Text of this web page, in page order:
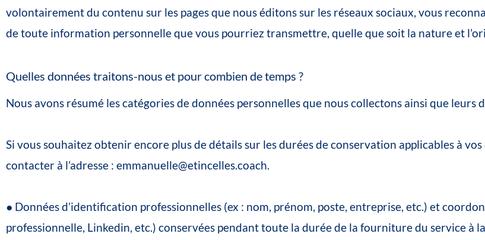
volontairementdu contenu sur les pagesque nouséditons sur les réseaux sociaux, vous
detoute information personnellequevous pourrieztransmettre, quelleque soit la natureet
Quelles données traitons-nous et pourcombien detemps ?
Nous avons résumé lescatégoriesdedonnées personnellesque nouscollectons ainsi que leurs
Si vous souhaitezobtenirencore plusdedétails sur lesduréesdeconservation applicables à vos
contacter à l’adresse : emmanuelle@etincelles.coach
● Donnéesd’identification professionnelles (ex : nom, prénom, poste, entreprise, etc.) et
professionnelle, Linkedin, etc.) conservées pendanttoute la duréede la fournituredu service à